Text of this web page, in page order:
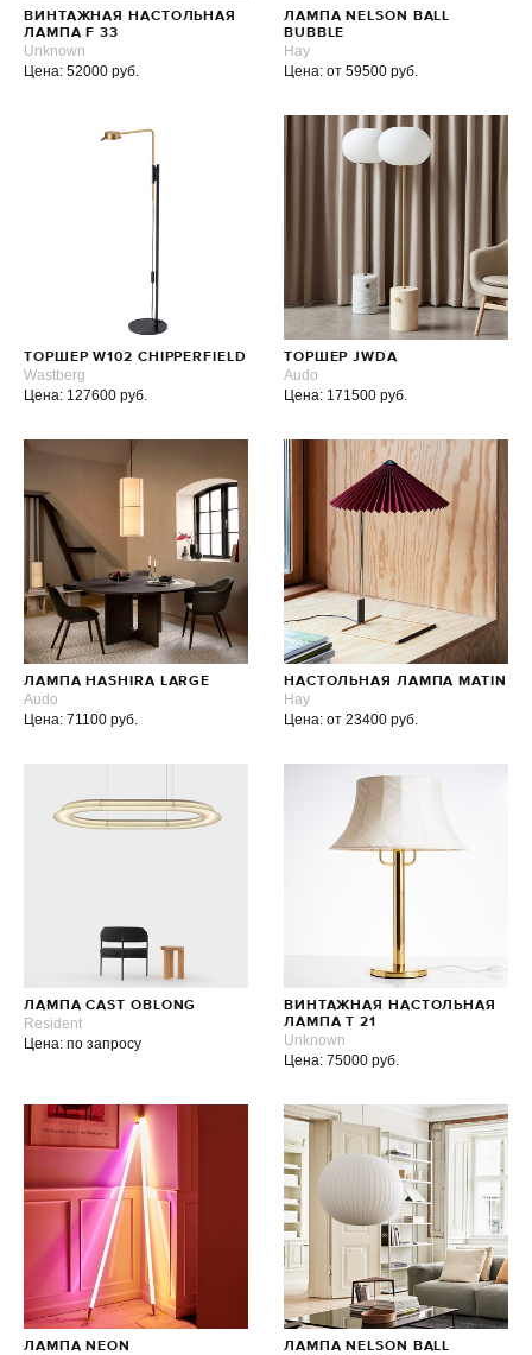
ВИНТАЖНАЯ НАСТОЛЬНАЯ
ЛАМПА F 33
Unknown
Цена: 52000 руб.
ЛАМПА NELSON BALL
BUBBLE
Hay
Цена: от 59500 руб.
ТОРШЕР W102 CHIPPERFIELD
Wastberg
Цена: 127600 руб.
ТОРШЕР JWDA
Audo
Цена: 171500 руб.
ЛАМПА HASHIRA LARGE
Audo
Цена: 71100 руб.
НАСТОЛЬНАЯ ЛАМПА MATIN
Hay
Цена: от 23400 руб.
ЛАМПА CAST OBLONG
Resident
Цена: по запросу
ВИНТАЖНАЯ НАСТОЛЬНАЯ
ЛАМПА T 21
Unknown
Цена: 75000 руб.
ЛАМПА NEON
ЛАМПА NELSON BALL